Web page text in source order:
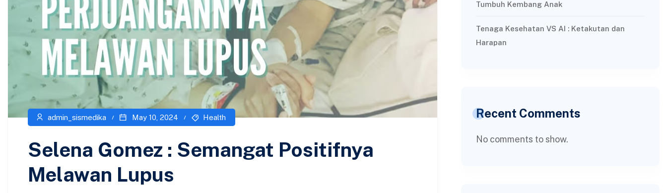
admin_sismedika May 10, 2024 Health
Selena Gomez : Semangat Positifnya
Melawan Lupus
Tumbuh Kembang Anak
Tenaga Kesehatan VS AI : Ketakutan dan
Harapan
Recent Comments
No comments to show.